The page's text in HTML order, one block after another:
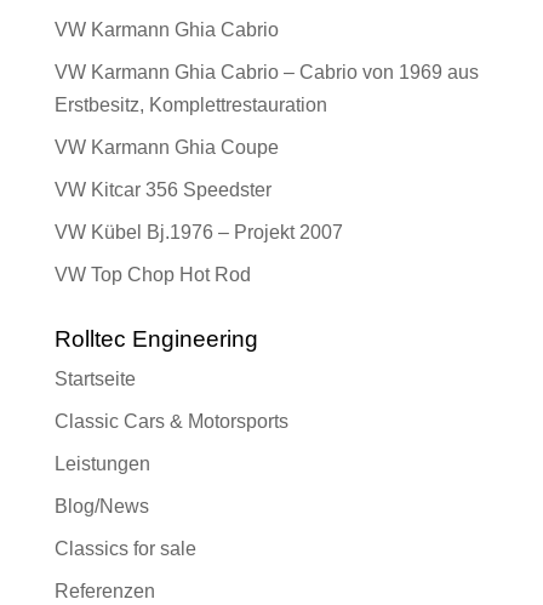
VW Karmann Ghia Cabrio
VW Karmann Ghia Cabrio – Cabrio von 1969 aus
Erstbesitz, Komplettrestauration
VW Karmann Ghia Coupe
VW Kitcar 356 Speedster
VW Kübel Bj.1976 – Projekt 2007
VW Top Chop Hot Rod
Rolltec Engineering
Startseite
Classic Cars & Motorsports
Leistungen
Blog/News
Classics for sale
Referenzen